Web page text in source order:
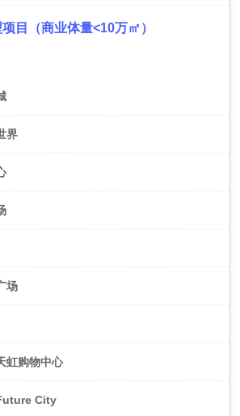
目（商业体量<10万㎡）
界
场
虹购物中心
City